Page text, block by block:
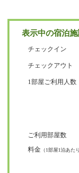
表示中の宿泊
チェックイン
チェックアウト
1部屋ご利用人数
ご利用部屋数
料金 （1部屋1泊あた